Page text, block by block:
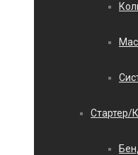
Стартер/